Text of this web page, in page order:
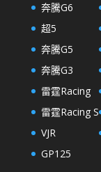
奔騰G6
超5
奔騰G5
奔騰G3
雷霆Racing
雷霆Racing S
VJR
GP125